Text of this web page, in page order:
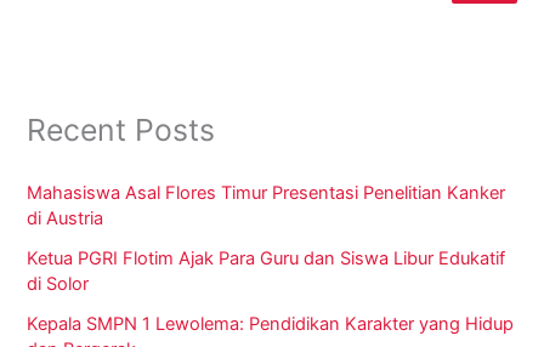
Recent Posts
Mahasiswa Asal Flores Timur Presentasi Penelitian Kanker
di Austria
Ketua PGRI Flotim Ajak Para Guru dan Siswa Libur Edukatif
di Solor
Kepala SMPN 1 Lewolema: Pendidikan Karakter yang Hidup